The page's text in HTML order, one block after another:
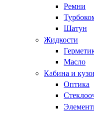
Ремни
Шатун
Жидкости
Масло
Кабина и
Оптика